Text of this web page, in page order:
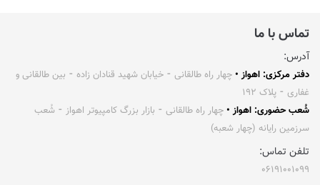
تماس با ما
آدرس:
دفتر مرکزی: اهواز • چهار راه طالقانی ⁃ خیابان شهید قنادان زاده ⁃ بین طالقانی و
غفاری ⁃ پلاک ۱۹۲
شُعب حضوری: اهواز • چهار راه طالقانی ⁃ بازار بزرگ کامپیوتر اهواز ⁃ شُعب
سرزمین رایانه (چهار شعبه)
تلفن تماس:
۰۶۱۹۱۰۰۱۰۹۹